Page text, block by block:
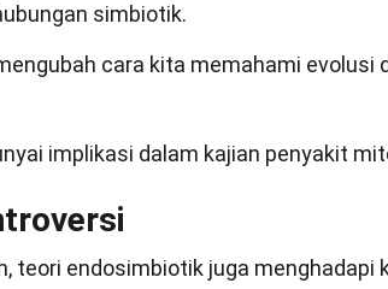
simbiotik.
cara kita memahami evolusi
implikasi dalam kajian penyakit
teori endosimbiotik juga menghadapi